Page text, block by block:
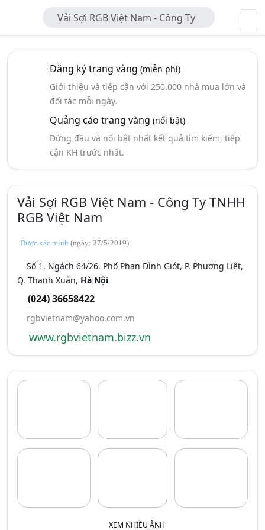
Vải Sợi RGB Việt Nam - Công Ty
TNHH RGB Việt Nam
Đăng ký trang vàng (miễn phí)
Giới thiệu và tiếp cận với 250.000 nhà mua lớn và
đối tác mỗi ngày.
Quảng cáo trang vàng (nổi bật)
Đứng đầu và nổi bật nhất kết quả tìm kiếm, tiếp
cận KH trước nhất.
Vải Sợi RGB Việt Nam - Công Ty TNHH
RGB Việt Nam
Được xác minh (ngày: 27/5/2019)
Số 1, Ngách 64/26, Phố Phan Đình Giót, P. Phương Liệt,
Q. Thanh Xuân, Hà Nội
(024) 36658422
rgbvietnam@yahoo.com.vn
www.rgbvietnam.bizz.vn
XEM NHIỀU ẢNH